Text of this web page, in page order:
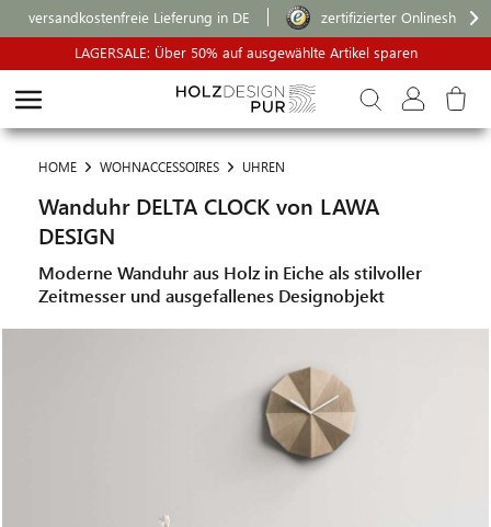
versandkostenfreie Lieferung in DE
zertifizierter Onlineshop
LAGERSALE: Über 50% auf ausgewählte Artikel sparen
HOME WOHNACCESSOIRES UHREN
Wanduhr DELTA CLOCK von LAWA
DESIGN
Moderne Wanduhr aus Holz in Eiche als stilvoller
Zeitmesser und ausgefallenes Designobjekt